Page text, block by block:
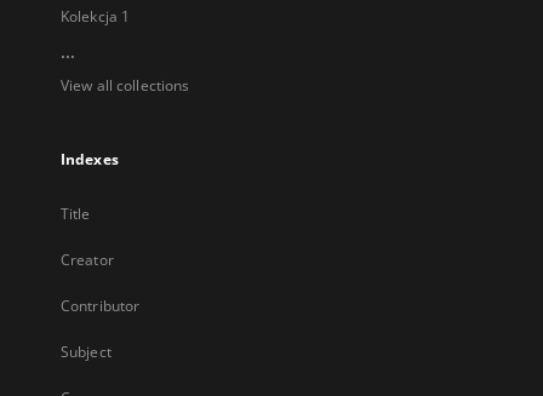
Kolekcja 1
...
View all collections
Indexes
Title
Creator
Contributor
Subject